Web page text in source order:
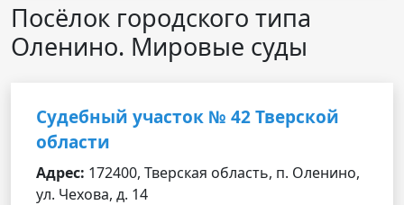
Посёлок городского типа
Оленино. Мировые суды
Судебный участок № 42 Тверской
области
Адрес: 172400, Тверская область, п. Оленино,
ул. Чехова, д. 14